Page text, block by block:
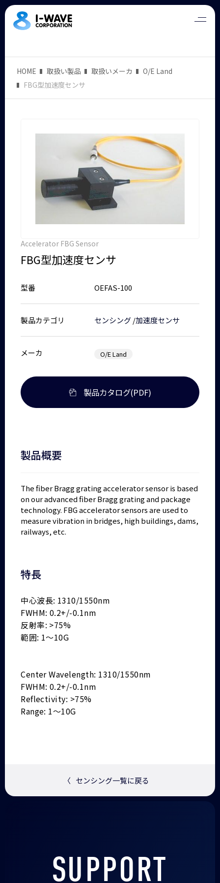
HOME 取扱い製品 取扱いメーカ
O/E Land
FBG型加速度センサ
Accelerator FBG Sensor
FBG型加速度センサ
型番 OEFAS-100
製品カテゴリ センシング/加速度センサ
メーカ O/E Land
製品カタログ(PDF)
製品概要
The fiber Bragg grating accelerator sensor is based
on our advanced fiber Bragg grating and package
technology. FBG accelerator sensors are used to
measure vibration in bridges, high buildings, dams,
railways, etc.
特長
中心波長: 1310/1550nm
FWHM: 0.2+/-0.1nm
反射率: >75%
範囲: 1～10G
Center Wavelength: 1310/1550nm
FWHM: 0.2+/-0.1nm
Reflectivity: >75%
Range: 1～10G
〈 センシング一覧に戻る
SUPPORT